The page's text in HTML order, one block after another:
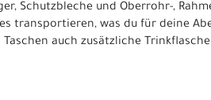
Schutzbleche und Oberrohr-,
transportieren, was du für deine
auch zusätzliche